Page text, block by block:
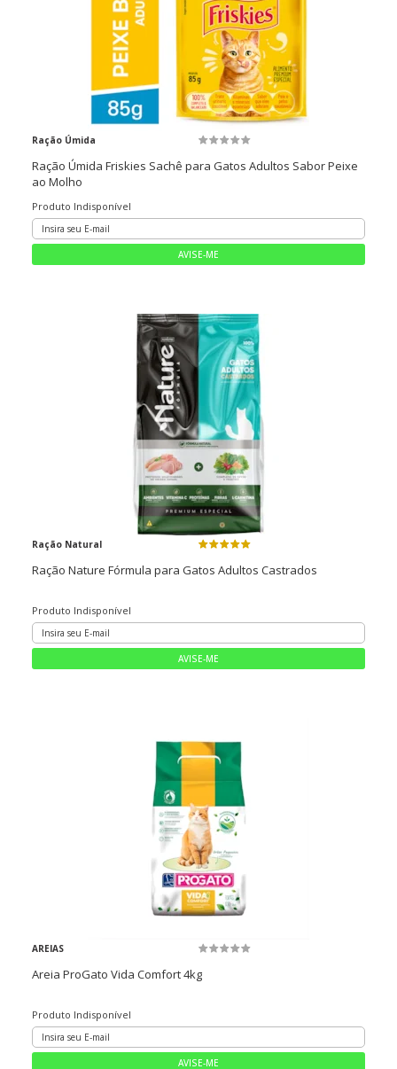
Ração Úmida
Ração Úmida Friskies Sachê para Gatos Adultos Sabor Peixe
ao Molho
Produto Indisponível
Ração Natural
Ração Nature Fórmula para Gatos Adultos Castrados
Produto Indisponível
AREIAS
Areia ProGato Vida Comfort 4kg
Produto Indisponível